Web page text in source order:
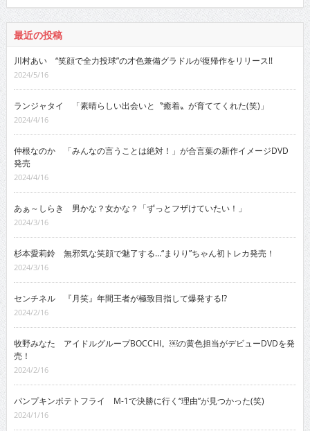
最近の投稿
川村あい “笑顔で全力投球”の才色兼備グラドルが復帰作をリリース!!
2024/5/16
ランジャタイ 「素晴らしい出会いと〝癒着〟が育ててくれた(笑)」
2024/4/16
仲根なのか 「みんなの言うことは絶対！」が合言葉の新作イメージDVD
発売
2024/4/16
あぁ～しらき 男かな？女かな？「ずっとフザけていたい！」
2024/3/16
杉本愛莉鈴 無邪気な笑顔で魅了する…“まりり”ちゃん初トレカ発売！
2024/3/16
センチネル 『月笑』年間王者が極致目指して爆発する!?
2024/2/16
牧野みなた アイドルグループBOCCHI。￼の黄色担当がデビューDVDを発
売！
2024/2/16
パンプキンポテトフライ M-1で決勝に行く“理由”が見つかった(笑)
2024/1/16